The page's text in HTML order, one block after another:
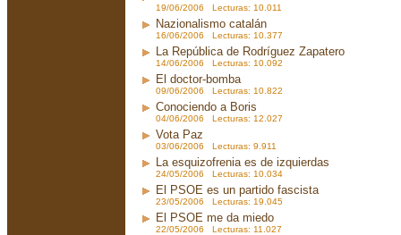
19/06/2006 Lecturas: 10.011
Nazionalismo catalán
16/06/2006 Lecturas: 10.377
La República de Rodríguez Zapatero
14/06/2006 Lecturas: 10.092
El doctor-bomba
09/06/2006 Lecturas: 10.822
Conociendo a Boris
04/06/2006 Lecturas: 12.027
Vota Paz
03/06/2006 Lecturas: 9.911
La esquizofrenia es de izquierdas
24/05/2006 Lecturas: 10.034
El PSOE es un partido fascista
23/05/2006 Lecturas: 19.045
El PSOE me da miedo
22/05/2006 Lecturas: 11.027